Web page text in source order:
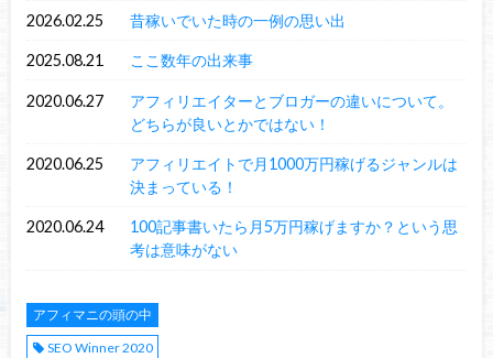
2026.02.25 昔稼いでいた時の一例の思い出
2025.08.21 ここ数年の出来事
2020.06.27
アフィリエイターとブロガーの違いについて。
どちらが良いとかではない！
2020.06.25
アフィリエイトで月1000万円稼げるジャンルは
決まっている！
2020.06.24
100記事書いたら月5万円稼げますか？という思
考は意味がない
アフィマニの頭の中
SEO Winner 2020